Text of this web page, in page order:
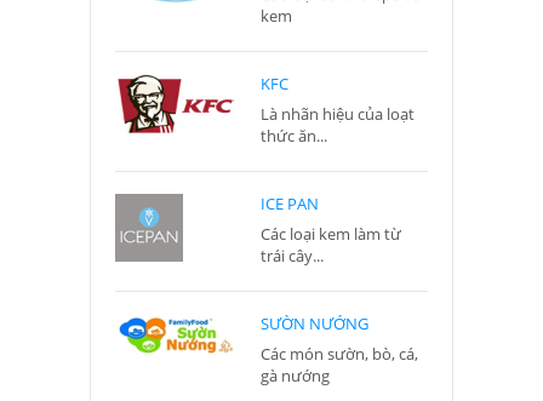
kem
KFC
Là nhãn hiệu của loạt
thức ăn...
ICE PAN
Các loại kem làm từ
trái cây...
SƯỜN NƯỚNG
Các món sườn, bò, cá,
gà nướng